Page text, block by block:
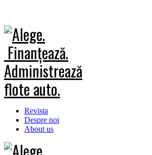
Revista
Despre noi
About us